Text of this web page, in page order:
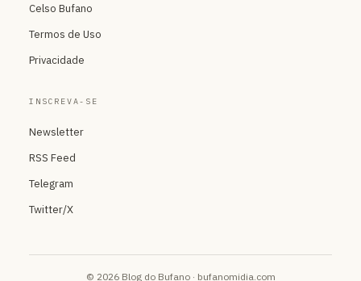
Celso Bufano
Termos de Uso
Privacidade
INSCREVA-SE
Newsletter
RSS Feed
Telegram
Twitter/X
© 2026 Blog do Bufano · bufanomidia.com